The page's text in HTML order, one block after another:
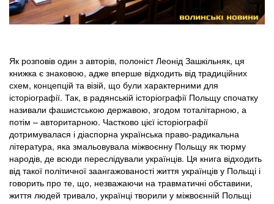
Як розповів один з авторів, полоніст Леонід Зашкільняк, ця
книжка є знаковою, адже вперше відходить від традиційних
схем, концепцій та візій, що були характерними для
історіографії. Так, в радянській історіографії Польщу спочатку
називали фашистською державою, згодом тоталітарною, а
потім – авторитарною. Частково цієї історіографії
дотримувалася і діаспорна українська право-радикальна
література, яка змальовувала міжвоєнну Польщу як тюрму
народів, де всюди переслідували українців. Ця книга відходить
від такої політичної заангажованості життя українців у Польщі і
говорить про те, що, незважаючи на травматичні обставини,
життя людей тривало, українці творили у міжвоєнній Польщі